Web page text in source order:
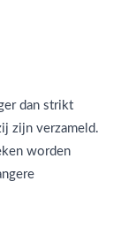
dan strikt
zijn verzameld.
worden